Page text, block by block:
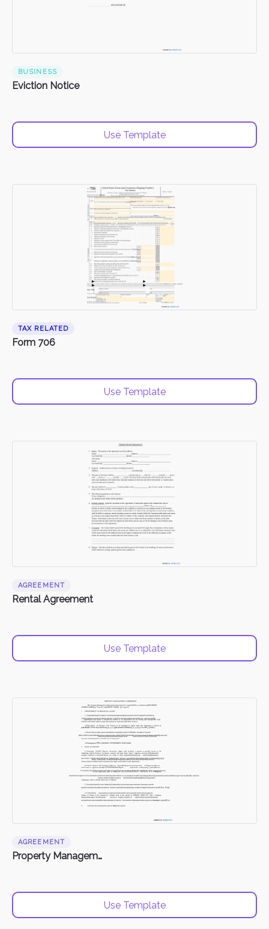
BUSINESS
Eviction Notice
Use Template
TAX RELATED
Form 706
Use Template
AGREEMENT
Rental Agreement
Use Template
AGREEMENT
Property Management Agreement
Use Template